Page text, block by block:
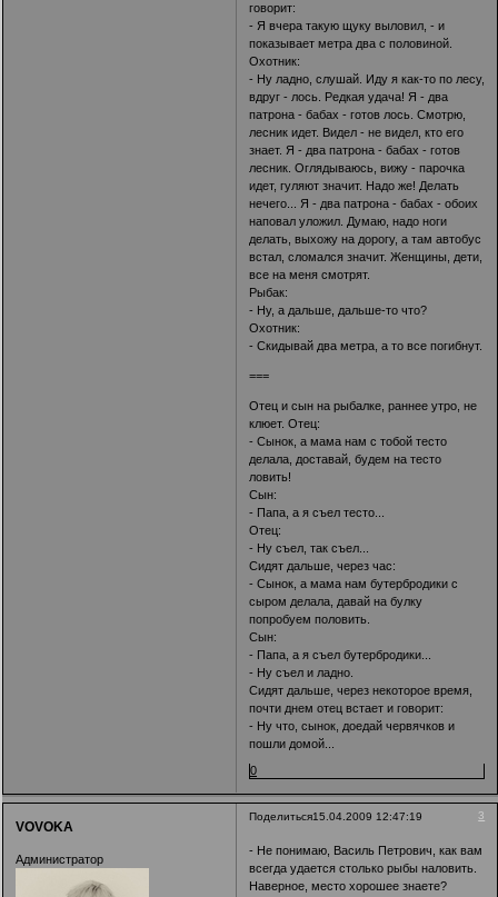
говорит:
- Я вчера такую щуку выловил, - и
показывает метра два с половиной.
Охотник:
- Ну ладно, слушай. Иду я как-то по лесу,
вдруг - лось. Редкая удача! Я - два
патрона - бабах - готов лось. Смотрю,
лесник идет. Видел - не видел, кто его
знает. Я - два патрона - бабах - готов
лесник. Оглядываюсь, вижу - парочка
идет, гуляют значит. Надо же! Делать
нечего... Я - два патрона - бабах - обоих
наповал уложил. Думаю, надо ноги
делать, выхожу на дорогу, а там автобус
встал, сломался значит. Женщины, дети,
все на меня смотрят.
Рыбак:
- Ну, а дальше, дальше-то что?
Охотник:
- Скидывай два метра, а то все погибнут.
===
Отец и сын на рыбалке, раннее утро, не
клюет. Отец:
- Сынок, а мама нам с тобой тесто
делала, доставай, будем на тесто
ловить!
Сын:
- Папа, а я съел тесто...
Отец:
- Ну съел, так съел...
Сидят дальше, через час:
- Сынок, а мама нам бутербродики с
сыром делала, давай на булку
попробуем половить.
Сын:
- Папа, а я съел бутербродики...
- Ну съел и ладно.
Сидят дальше, через некоторое время,
почти днем отец встает и говорит:
- Ну что, сынок, доедай червячков и
пошли домой...
0
Поделиться 3
15.04.2009 12:47:19
VOVOKA
Администратор
- Не понимаю, Василь Петрович, как вам
всегда удается столько рыбы наловить.
Наверное, место хорошее знаете?